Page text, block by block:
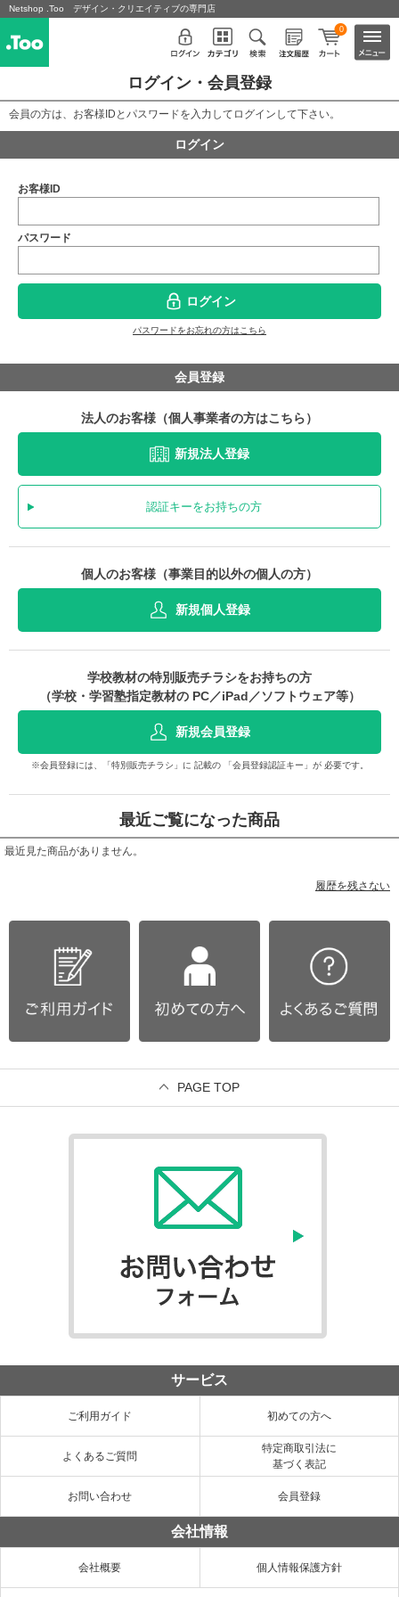
Netshop .Too デザイン・クリエイティブの専門店
0
ログイン・会員登録
会員の方は、お客様IDとパスワードを入力してログインして下さい。
ログイン
お客様ID
パスワード
ログイン
パスワードをお忘れの方はこちら
会員登録
法人のお客様（個人事業者の方はこちら）
新規法人登録
認証キーをお持ちの方
個人のお客様（事業目的以外の個人の方）
新規個人登録
学校教材の特別販売チラシをお持ちの方
（学校・学習塾指定教材の PC／iPad／ソフトウェア等）
新規会員登録
※会員登録には、「特別販売チラシ」に 記載の 「会員登録認証キー」が 必要です。
最近ご覧になった商品
最近見た商品がありません。
履歴を残さない
PAGE TOP
サービス
ご利用ガイド 初めての方へ
よくあるご質問
特定商取引法に
基づく表記
お問い合わせ 会員登録
会社情報
会社概要 個人情報保護方針